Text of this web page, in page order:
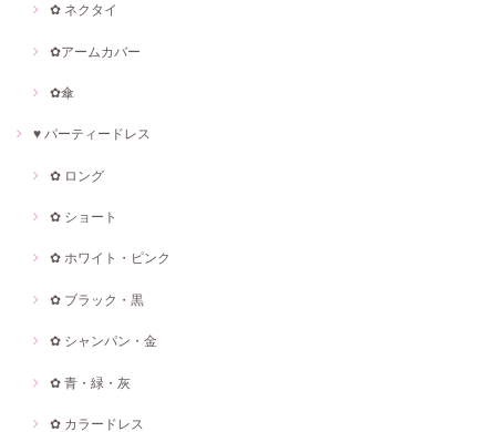
✿ ネクタイ
✿アームカバー
✿傘
♥ パーティードレス
✿ ロング
✿ ショート
✿ ホワイト・ピンク
✿ ブラック・黒
✿ シャンパン・金
✿ 青・緑・灰
✿ カラードレス